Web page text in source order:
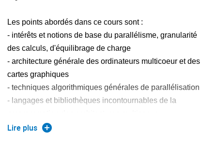
Les points abordés dans ce cours sont :
- intérêts et notions de base du parallélisme, granularité
des calculs, d'équilibrage de charge
- architecture générale des ordinateurs multicoeur et des
cartes graphiques
- techniques algorithmiques générales de parallélisation
- langages et bibliothèques incontournables de la
- impacts de l'architecture et de la compilation sur la
Lire plus